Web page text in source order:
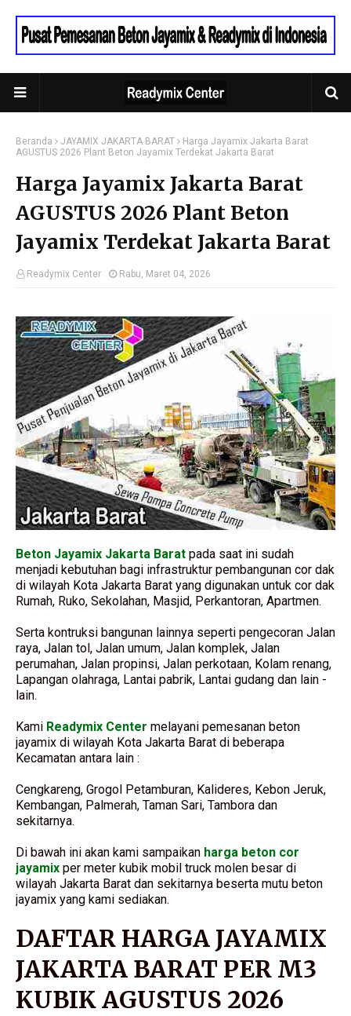
Beranda JAYAMIX JAKARTA BARAT
Harga Jayamix Jakarta Barat
AGUSTUS 2026 Plant Beton Jayamix Terdekat Jakarta Barat
Harga Jayamix Jakarta Barat
AGUSTUS 2026 Plant Beton
Jayamix Terdekat Jakarta Barat
Readymix Center Rabu, Maret 04, 2026
Beton Jayamix Jakarta Barat pada saat ini sudah
menjadi kebutuhan bagi infrastruktur pembangunan cor dak
di wilayah Kota Jakarta Barat yang digunakan untuk cor dak
Rumah, Ruko, Sekolahan, Masjid, Perkantoran, Apartmen.
Serta kontruksi bangunan lainnya seperti pengecoran Jalan
raya, Jalan tol, Jalan umum, Jalan komplek, Jalan
perumahan, Jalan propinsi, Jalan perkotaan, Kolam renang,
Lapangan olahraga, Lantai pabrik, Lantai gudang dan lain -
lain.
Kami Readymix Center melayani pemesanan beton
jayamix di wilayah Kota Jakarta Barat di beberapa
Kecamatan antara lain :
Cengkareng, Grogol Petamburan, Kalideres, Kebon Jeruk,
Kembangan, Palmerah, Taman Sari, Tambora dan
sekitarnya.
Di bawah ini akan kami sampaikan harga beton cor
jayamix per meter kubik mobil truck molen besar di
wilayah Jakarta Barat dan sekitarnya beserta mutu beton
jayamix yang kami sediakan.
DAFTAR HARGA JAYAMIX
JAKARTA BARAT PER M3
KUBIK AGUSTUS 2026